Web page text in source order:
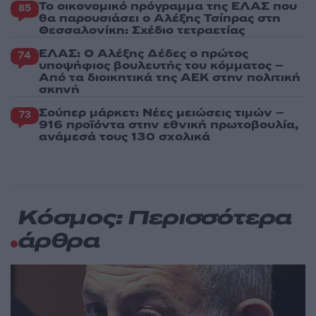
85 Το οικονομικό πρόγραμμα της ΕΛΑΣ που
θα παρουσιάσει ο Αλέξης Τσίπρας στη
Θεσσαλονίκη: Σχέδιο τετραετίας
74 ΕΛΑΣ: Ο Αλέξης Δέδες ο πρώτος
υποψήφιος βουλευτής του κόμματος –
Από τα διοικητικά της ΑΕΚ στην πολιτική
σκηνή
73 Σούπερ μάρκετ: Νέες μειώσεις τιμών –
916 προϊόντα στην εθνική πρωτοβουλία,
ανάμεσά τους 130 σχολικά
Κόσμος: Περισσότερα
άρθρα